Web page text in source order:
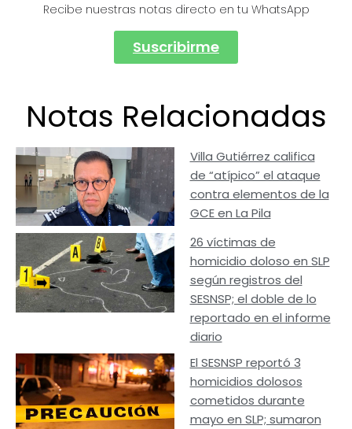
Recibe nuestras notas directo en tu WhatsApp
Suscribirme
Notas Relacionadas
Villa Gutiérrez califica
de “atípico” el ataque
contra elementos de la
GCE en La Pila
26 víctimas de
homicidio doloso en SLP
según registros del
SESNSP; el doble de lo
reportado en el informe
diario
El SESNSP reportó 3
homicidios dolosos
cometidos durante
mayo en SLP; sumaron